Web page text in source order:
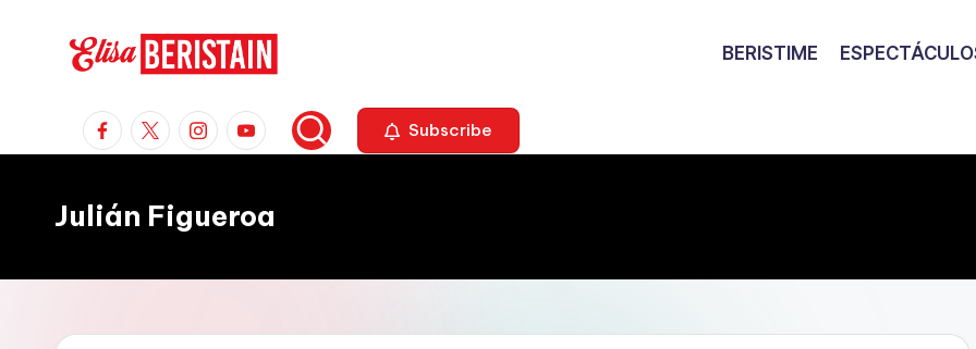
contenido
li
a
B
e
Moda
BERISTIME
Facebook
X InstagramYoutube Subscribe
Julián Figueroa